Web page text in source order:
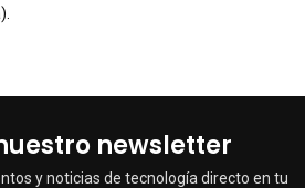
newsletter
y noticias de tecnología directo en tu